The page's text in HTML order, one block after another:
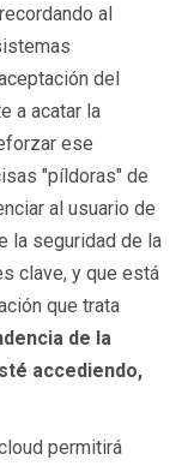
al
del
a acatar la
ese
"píldoras" de
al usuario de
la seguridad de la
clave, y que está
que trata
de la
accediendo,
permitirá